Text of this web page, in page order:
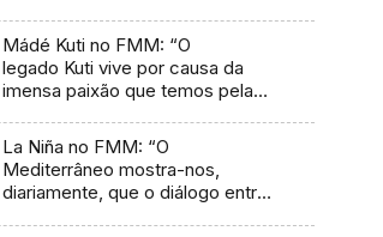
Mádé Kuti no FMM: “O
legado Kuti vive por causa da
imensa paixão que temos pela
La Niña no FMM: “O
Mediterrâneo mostra-nos,
diariamente, que o diálogo entre